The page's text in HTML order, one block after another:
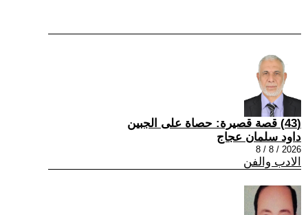
(43) قصة قصيرة: حصاة على الجبين
داود سلمان عجاج
2026 / 8 / 8
الادب والفن